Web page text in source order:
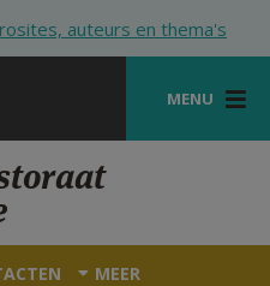
auteurs en thema's
MENU
MEER